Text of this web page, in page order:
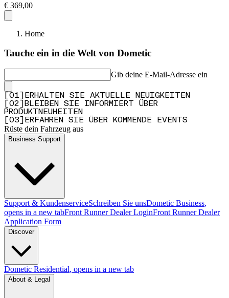
€ 369,00
Home
Tauche ein in die Welt von Dometic
Gib deine E-Mail-Adresse ein
01
ERHALTEN SIE AKTUELLE NEUIGKEITEN
02
BLEIBEN SIE INFORMIERT ÜBER
PRODUKTNEUHEITEN
03 ERFAHREN SIE ÜBER KOMMENDE EVENTS
Rüste dein Fahrzeug aus
Business Support
Support & KundenserviceSchreiben Sie unsDometic Business,
opens in a new tabFront Runner Dealer LoginFront Runner Dealer
Application Form
Discover
Dometic Residential, opens in a new tab
About & Legal